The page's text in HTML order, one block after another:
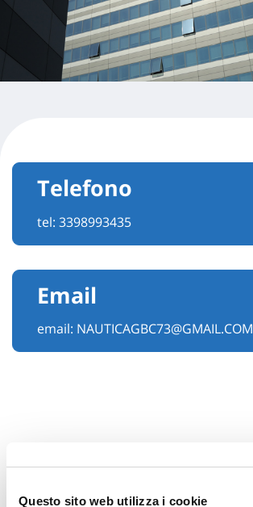
Questo sito web utilizza i cookie
Telefono
tel: 3398993435
Email
email: NAUTICAGBC73@GMAIL.COM